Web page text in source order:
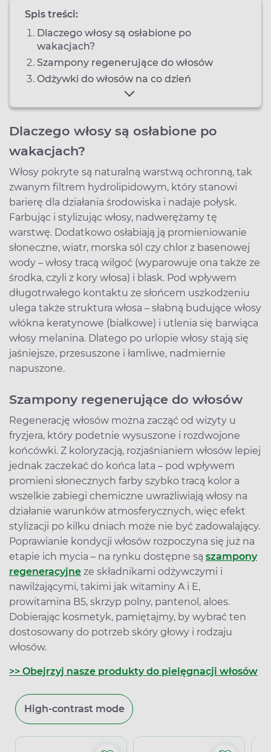
Spis treści:
Dlaczego włosy są osłabione po
wakacjach?
Szampony regenerujące do włosów
Odżywki do włosów na co dzień
Dlaczego włosy są osłabione po
wakacjach?
Włosy pokryte są naturalną warstwą ochronną, tak
zwanym filtrem hydrolipidowym, który stanowi
barierę dla działania środowiska i nadaje połysk.
Farbując i stylizując włosy, nadwerężamy tę
warstwę. Dodatkowo osłabiają ją promieniowanie
słoneczne, wiatr, morska sól czy chlor z basenowej
wody – włosy tracą wilgoć (wyparowuje ona także ze
środka, czyli z kory włosa) i blask. Pod wpływem
długotrwałego kontaktu ze słońcem uszkodzeniu
ulega także struktura włosa – słabną budujące włosy
włókna keratynowe (białkowe) i utlenia się barwiąca
włosy melanina. Dlatego po urlopie włosy stają się
jaśniejsze, przesuszone i łamliwe, nadmiernie
napuszone.
Szampony regenerujące do włosów
Regenerację włosów można zacząć od wizyty u
fryzjera, który podetnie wysuszone i rozdwojone
końcówki. Z koloryzacją, rozjaśnianiem włosów lepiej
jednak zaczekać do końca lata – pod wpływem
promieni słonecznych farby szybko tracą kolor a
wszelkie zabiegi chemiczne uwrażliwiają włosy na
działanie warunków atmosferycznych, więc efekt
stylizacji po kilku dniach może nie być zadowalający.
Poprawianie kondycji włosów rozpoczyna się już na
etapie ich mycia – na rynku dostępne są szampony
regeneracyjne ze składnikami odżywczymi i
nawilżającymi, takimi jak witaminy A i E,
prowitamina B5, skrzyp polny, pantenol, aloes.
Dobierając kosmetyk, pamiętajmy, by wybrać ten
dostosowany do potrzeb skóry głowy i rodzaju
włosów.
>> Obejrzyj nasze produkty do pielęgnacji włosów
High-contrast mode